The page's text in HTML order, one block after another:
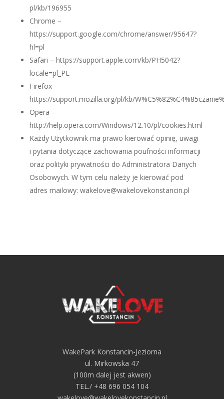
pl/kb/196955
Chrome –
https://support.google.com/chrome/answer/95647?
hl=pl
Safari – https://support.apple.com/kb/PH5042?
locale=pl_PL
Firefox-
https://support.mozilla.org/pl/kb/
Opera –
http://help.opera.com/Windows/12.10/pl/cookies.html
Każdy Użytkownik ma prawo kierować opinię, uwagi
i pytania dotyczące zachowania poufności informacji
oraz polityki prywatności do Administratora Danych
Osobowych. W tym celu należy je kierować pod
adres mailowy: wakelove@wakelovekonstancin.pl
WakePark Konstancin-Jeziorna
ul. Mirkowska 47
(100m dalej jest akwen)
TEL./ +48 696 054 104